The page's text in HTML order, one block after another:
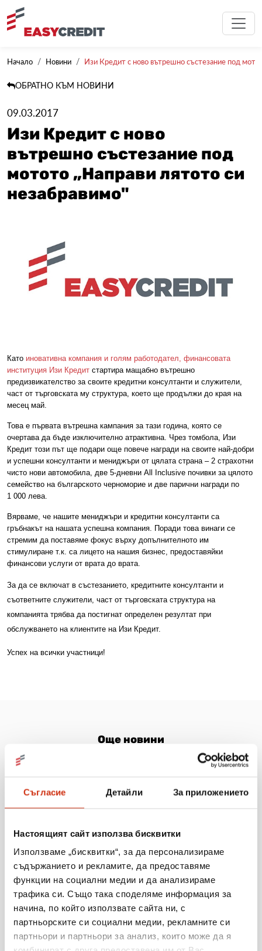
Съгласие Детайли За приложението
Настоящият сайт използва бисквитки
Използваме „бисквитки“, за да персонализираме
съдържанието и рекламите, да предоставяме
функции на социални медии и да анализираме
трафика си. Също така споделяме информация за
начина, по който използвате сайта ни, с
партньорските си социални медии, рекламните си
партньори и партньори за анализ, които може да я
Начало Новини Изи Кредит с ново вътрешно състезание под
ОБРАТНО КЪМ НОВИНИ
09.03.2017
Изи Кредит с ново
вътрешно състезание под
мотото „Направи лятото си
незабравимо"
Като иновативна компания и голям работодател, финансовата
институция Изи Кредит стартира мащабно вътрешно
предизвикателство за своите кредитни консултанти и служители,
част от търговската му структура, което ще продължи до края на
месец май.
Това е първата вътрешна кампания за тази година, която се
очертава да бъде изключително атрактивна. Чрез томбола, Изи
Кредит този път ще подари още повече награди на своите най-добри
и успешни консултанти и мениджъри от цялата страна – 2 страхотни
чисто нови автомобила, две 5-дневни All Inclusive почивки за цялото
семейство на българското черноморие и две парични награди по
1 000 лева.
Вярваме, че нашите мениджъри и кредитни консултанти са
гръбнакът на нашата успешна компания. Поради това винаги се
стремим да поставяме фокус върху допълнителното им
стимулиране т.к. са лицето на нашия бизнес, предоставяйки
финансови услуги от врата до врата.
За да се включат в състезанието, кредитните консултанти и
съответните служители, част от търговската структура на
компанията трябва да постигнат определен резултат при
обслужването на клиентите на Изи Кредит.
Успех на всички участници!
Още новини
06.08.2026
Когато мечтите оживяват: 206 детски рисунки, 3
Виж повече
31.07.2026
„Мобилен кабинет за репродуктивно здраве“